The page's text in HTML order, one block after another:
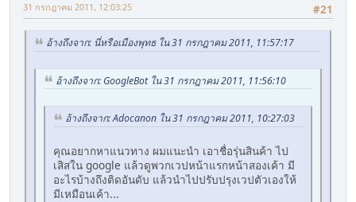
#21
31 กรกฎาคม 2011, 12:03:25
อ้างถึงจาก: นี่หรือเมืองพุทธ ใน 31 กรกฎาคม 2011, 11:57:17
อ้างถึงจาก: GoogleBot ใน 31 กรกฎาคม 2011, 11:56:10
อ้างถึงจาก: Adocanon ใน 31 กรกฎาคม 2011, 10:27:03
คุณอยากหาแนวทาง ผมแนะนำ เอาชื่อรุ่นสินค้า ไป
เสิสใน google แล้วดูพวกเวปหน้าแรกหน้าสองเค้า มี
อะไรบ้างถึงติดอันดับ แล้วนำไปปรับปรุงเวปตัวเองให้
มีเหมือนเค้า...